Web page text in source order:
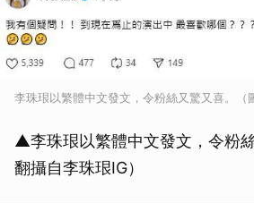
李珠珢以繁體中文發文，令粉絲又驚又喜。（
▲李珠珢以繁體中文發文，令粉
翻攝自李珠珢IG）